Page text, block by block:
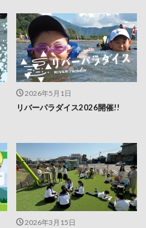
2026年5月1日
リバーパラダイス2026開催!!
2026年3月15日